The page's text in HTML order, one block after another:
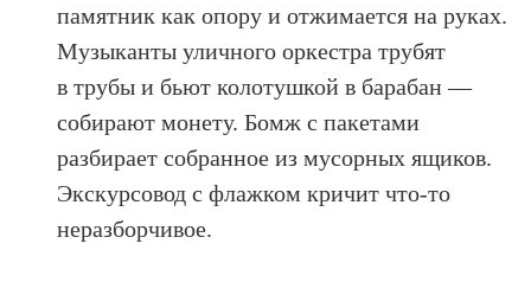
памятник как опору и отжимается на руках.
Музыканты уличного оркестра трубят
в трубы и бьют колотушкой в барабан —
собирают монету. Бомж с пакетами
разбирает собранное из мусорных ящиков.
Экскурсовод с флажком кричит что-то
неразборчивое.